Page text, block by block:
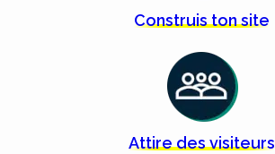
Construis tonsite
Attire desvisiteurs